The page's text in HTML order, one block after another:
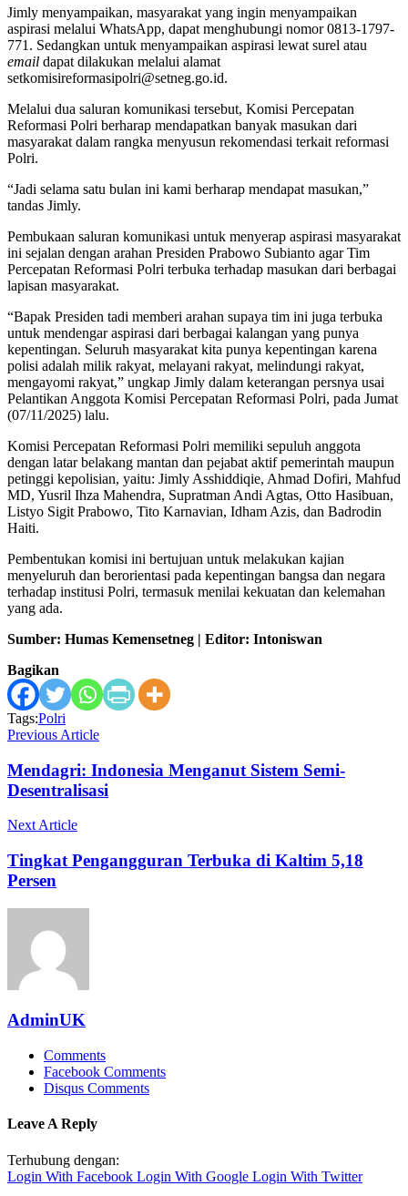
Jimly menyampaikan, masyarakat yang ingin menyampaikan
aspirasi melalui WhatsApp, dapat menghubungi nomor 0813-1797-
771. Sedangkan untuk menyampaikan aspirasi lewat surel atau
email dapat dilakukan melalui alamat
setkomisireformasipolri@setneg.go.id.
Melalui dua saluran komunikasi tersebut, Komisi Percepatan
Reformasi Polri berharap mendapatkan banyak masukan dari
masyarakat dalam rangka menyusun rekomendasi terkait reformasi
Polri.
“Jadi selama satu bulan ini kami berharap mendapat masukan,”
tandas Jimly.
Pembukaan saluran komunikasi untuk menyerap aspirasi masyarakat
ini sejalan dengan arahan Presiden Prabowo Subianto agar Tim
Percepatan Reformasi Polri terbuka terhadap masukan dari berbagai
lapisan masyarakat.
“Bapak Presiden tadi memberi arahan supaya tim ini juga terbuka
untuk mendengar aspirasi dari berbagai kalangan yang punya
kepentingan. Seluruh masyarakat kita punya kepentingan karena
polisi adalah milik rakyat, melayani rakyat, melindungi rakyat,
mengayomi rakyat,” ungkap Jimly dalam keterangan persnya usai
Pelantikan Anggota Komisi Percepatan Reformasi Polri, pada Jumat
(07/11/2025) lalu.
Komisi Percepatan Reformasi Polri memiliki sepuluh anggota
dengan latar belakang mantan dan pejabat aktif pemerintah maupun
petinggi kepolisian, yaitu: Jimly Asshiddiqie, Ahmad Dofiri, Mahfud
MD, Yusril Ihza Mahendra, Supratman Andi Agtas, Otto Hasibuan,
Listyo Sigit Prabowo, Tito Karnavian, Idham Azis, dan Badrodin
Haiti.
Pembentukan komisi ini bertujuan untuk melakukan kajian
menyeluruh dan berorientasi pada kepentingan bangsa dan negara
terhadap institusi Polri, termasuk menilai kekuatan dan kelemahan
yang ada.
Sumber: Humas Kemensetneg | Editor: Intoniswan
Bagikan
Tags:Polri
Previous Article
Mendagri: Indonesia Menganut Sistem Semi-
Desentralisasi
Next Article
Tingkat Pengangguran Terbuka di Kaltim 5,18
Persen
AdminUK
Comments
Facebook Comments
Disqus Comments
Leave A Reply
Terhubung dengan:
Login With Facebook Login With Google Login With Twitter